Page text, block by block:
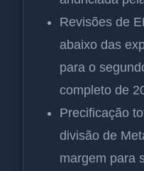
Revisões de
abaixo das
para o
completo de
Precificação
divisão de
margem para